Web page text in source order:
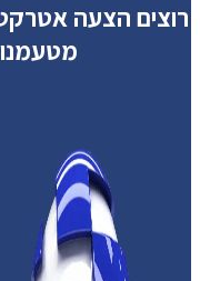
רוצים הצעה